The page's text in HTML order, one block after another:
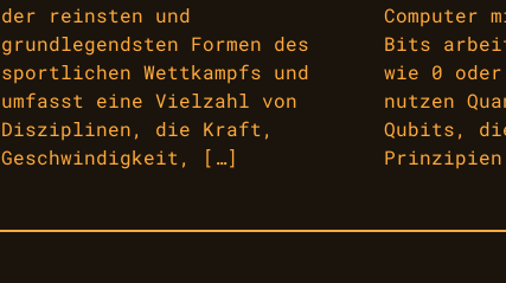
der reinsten und
grundlegendsten Formen des
sportlichen Wettkampfs und
umfasst eine Vielzahl von
Disziplinen, die Kraft,
Geschwindigkeit, […]
Computer
Bits
wie 0
nutzen
Qubits,